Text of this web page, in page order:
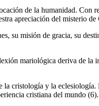
de la humanidad. Con
apreciación del misterio
su misión de gracia, su
mariológica deriva de la
cristología y la eclesiología.
cristiana del mundo (6).